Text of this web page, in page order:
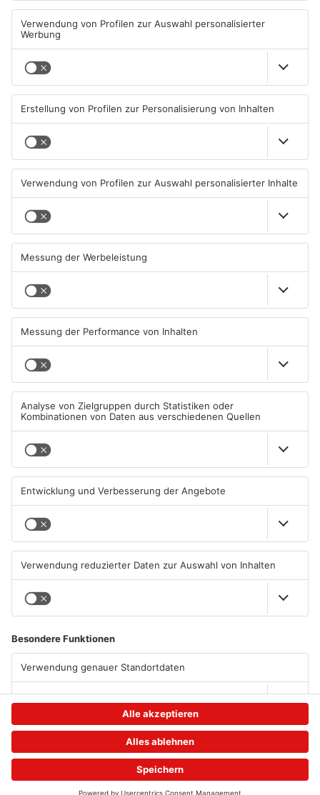
Traumstart – Alzenau und
Offenbach verlieren
02.08.2026, 08:29 UHR IN SPORT
Aschaffenburg und Bayern
Alzenau
TOPNEWS
Untermain-Cup 2026:
Handball-Elite trifft sich in
Sportergebnisse vom
26.07.2026, 09:47 UHR IN SPORT